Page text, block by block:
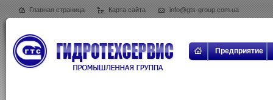
Главная страница Карта сайта info@gts-group.com.ua
Предприятие